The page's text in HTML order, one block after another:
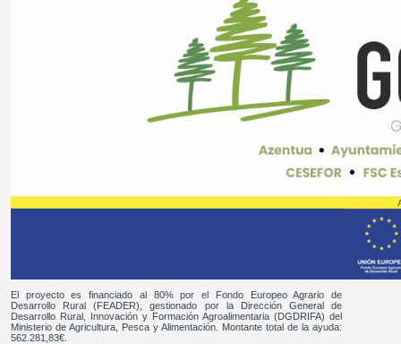
El proyecto es financiado al 80% por el Fondo Europeo Agrario de
Desarrollo Rural (FEADER), gestionado por la Dirección General de
Desarrollo Rural, Innovación y Formación Agroalimentaria (DGDRIFA) del
Ministerio de Agricultura, Pesca y Alimentación. Montante total de la ayuda:
562.281,83€.